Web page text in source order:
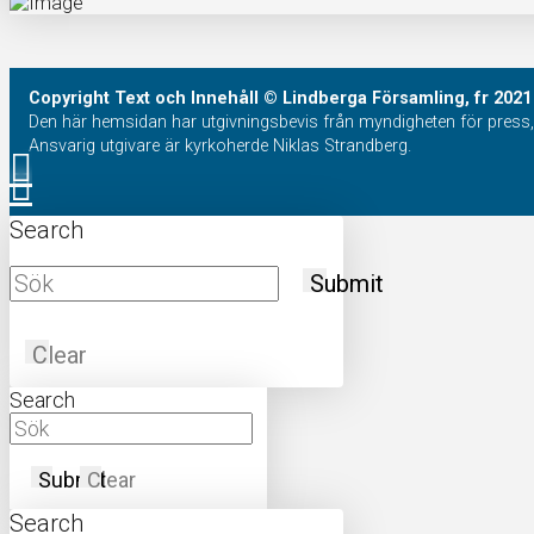
Copyright Text och Innehåll
© Lindberga Församling, fr 2021
Den här hemsidan har utgivningsbevis från myndigheten för
Ansvarig utgivare är kyrkoherde Niklas Strandberg.
Search
Submit
Clear
Search
SubmitClear
Search